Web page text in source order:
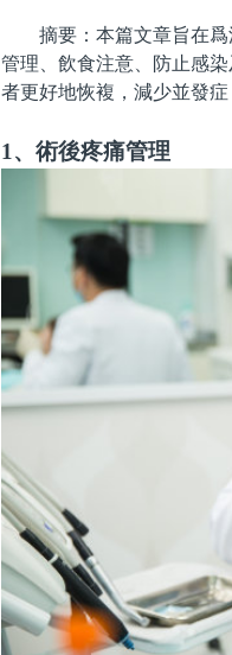
摘要：本篇文章旨在爲
管理、飲食注意、防止感
者更好地恢複，減少並發
1、術後疼痛管理